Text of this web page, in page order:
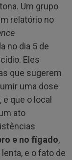
Um grupo
relatório no
no dia 5 de
Eles
que sugerem
uma dose
e que o local
ato
e no fígado,
e o fato de